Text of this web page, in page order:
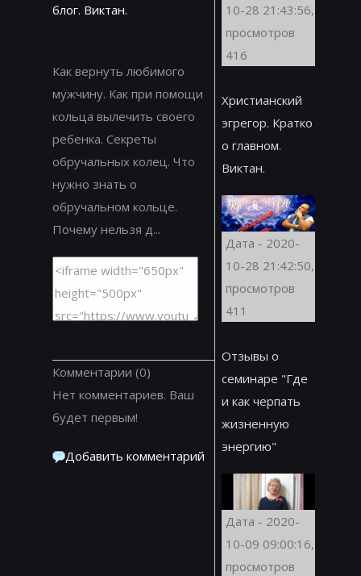
блог. Виктан.
Как вернуть любимого
мужчину. Как при помощи
кольца вылечить своего
ребенка. Секреты
обручальных колец. Что
нужно знать о
обручальном кольце.
Почему нельзя д...
Комментарии (0)
Нет комментариев. Ваш
будет первым!
Добавить комментарий
10-28 21:43:56,
просмотров
416
Христианский
эгрегор. Кратко
о главном.
Виктан.
Дата - 2020-
10-28 21:42:50,
просмотров
411
Отзывы о
семинаре "Где
и как черпать
жизненную
энергию"
Дата - 2020-
10-09 09:00:16,
просмотров